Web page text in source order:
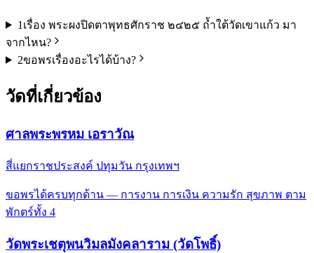
1 เรื่อง พระผงปิดตาพุทธศักราช ๒๔๒๕ ถ้ำใต้วัดเขาแก้ว มา
จากไหน?
2ขอพรเรื่องอะไรได้บ้าง?
วัดที่เกี่ยวข้อง
ศาลพระพรหม เอราวัณ
สี่แยกราชประสงค์ ปทุมวัน กรุงเทพฯ
ขอพรได้ครบทุกด้าน — การงาน การเงิน ความรัก สุขภาพ ตาม
พักตร์ทั้ง 4
วัดพระเชตุพนวิมลมังคลาราม (วัดโพธิ์)